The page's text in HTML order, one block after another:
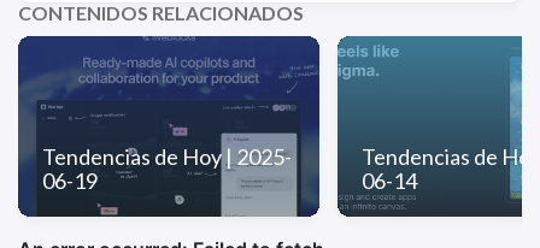
CONTENIDOS RELACIONADOS
Tendencias de Hoy | 2025-
06-19
Tendencias de
06-14